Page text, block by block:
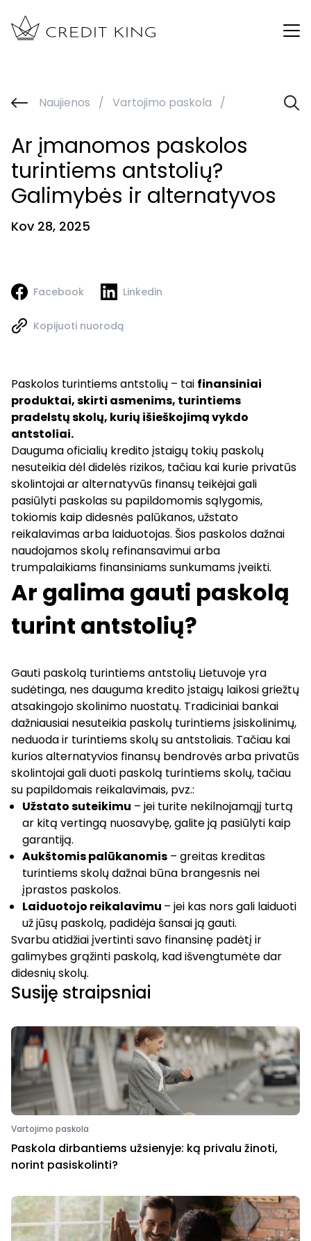
Naujienos / Vartojimo paskola /
Ar įmanomos paskolos
turintiems antstolių?
Galimybės ir alternatyvos
Kov 28, 2025
Facebook Linkedin
Kopijuoti nuorodą
Paskolos turintiems antstolių – tai finansiniai
produktai, skirti asmenims, turintiems
pradelstų skolų, kurių išieškojimą vykdo
antstoliai.
Dauguma oficialių kredito įstaigų tokių paskolų
nesuteikia dėl didelės rizikos, tačiau kai kurie privatūs
skolintojai ar alternatyvūs finansų teikėjai gali
pasiūlyti paskolas su papildomomis sąlygomis,
tokiomis kaip didesnės palūkanos, užstato
reikalavimas arba laiduotojas. Šios paskolos dažnai
naudojamos skolų refinansavimui arba
trumpalaikiams finansiniams sunkumams įveikti.
Ar galima gauti paskolą
turint antstolių?
Gauti paskolą turintiems antstolių Lietuvoje yra
sudėtinga, nes dauguma kredito įstaigų laikosi griežtų
atsakingojo skolinimo nuostatų. Tradiciniai bankai
dažniausiai nesuteikia paskolų turintiems įsiskolinimų,
neduoda ir turintiems skolų su antstoliais. Tačiau kai
kurios alternatyvios finansų bendrovės arba privatūs
skolintojai gali duoti paskolą turintiems skolų, tačiau
su papildomais reikalavimais, pvz.:
Užstato suteikimu – jei turite nekilnojamąjį turtą
ar kitą vertingą nuosavybę, galite ją pasiūlyti kaip
garantiją.
Aukštomis palūkanomis – greitas kreditas
turintiems skolų dažnai būna brangesnis nei
įprastos paskolos.
Laiduotojo reikalavimu – jei kas nors gali laiduoti
už jūsų paskolą, padidėja šansai ją gauti.
Svarbu atidžiai įvertinti savo finansinę padėtį ir
galimybes grąžinti paskolą, kad išvengtumėte dar
didesnių skolų.
Susiję straipsniai
Vartojimo paskola
Paskola dirbantiems užsienyje: ką privalu žinoti,
norint pasiskolinti?